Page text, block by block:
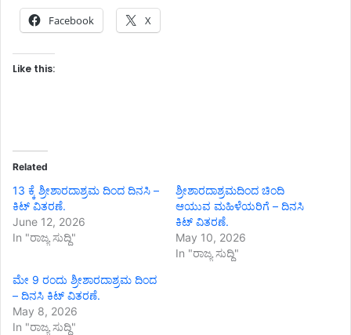
Facebook X
Like this:
Related
13 ಕ್ಕೆ ಶ್ರೀಶಾರದಾಶ್ರಮ ದಿಂದ ದಿನಸಿ –
ಕಿಟ್ ವಿತರಣೆ.
June 12, 2026
In "ರಾಜ್ಯ ಸುದ್ದಿ"
ಶ್ರೀಶಾರದಾಶ್ರಮದಿಂದ ಚಿಂದಿ
ಆಯುವ ಮಹಿಳೆಯರಿಗೆ – ದಿನಸಿ
ಕಿಟ್ ವಿತರಣೆ.
May 10, 2026
In "ರಾಜ್ಯ ಸುದ್ದಿ"
ಮೇ 9 ರಂದು ಶ್ರೀಶಾರದಾಶ್ರಮ ದಿಂದ
– ದಿನಸಿ ಕಿಟ್ ವಿತರಣೆ.
May 8, 2026
In "ರಾಜ್ಯ ಸುದ್ದಿ"